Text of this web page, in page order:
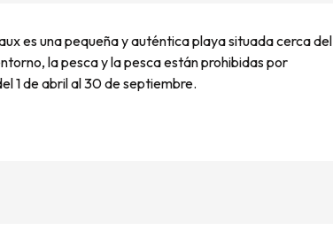
es una pequeña y auténtica playa situada cerca del
la pesca y la pesca están prohibidas por
1 de abril al 30 de septiembre.